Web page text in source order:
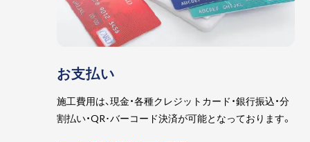
お支払い
施工費用は、現金・各種クレジットカード・銀行振込・分
割払い・QR･バーコード決済が可能となっております。